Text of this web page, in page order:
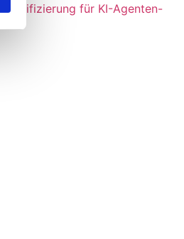
für KI-Agenten-